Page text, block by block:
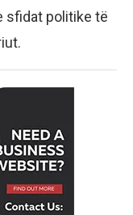
sfidat politike të